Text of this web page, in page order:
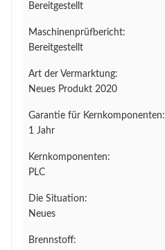
Bereitgestellt
Maschinenprüfbericht:
Bereitgestellt
Art der Vermarktung:
Neues Produkt 2020
Garantie für Kernkomponenten:
1 Jahr
Kernkomponenten:
PLC
Die Situation:
Neues
Brennstoff: